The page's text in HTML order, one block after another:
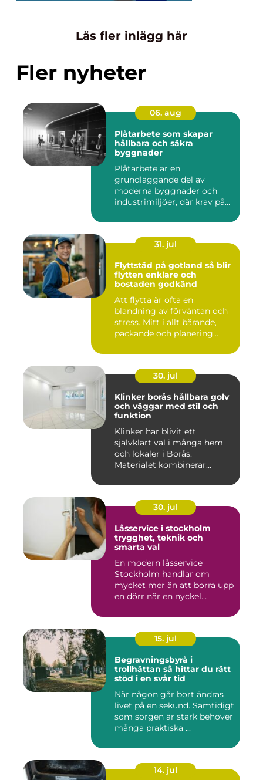
Läs fler inlägg här
Fler nyheter
06. aug
Plåtarbete som skapar
hållbara och säkra
byggnader
Plåtarbete är en
grundläggande del av
moderna byggnader och
industrimiljöer, där krav på
31. jul
Flyttstäd på gotland så blir
flytten enklare och
bostaden godkänd
Att flytta är ofta en
blandning av förväntan och
stress. Mitt i allt bärande,
packande och planering...
30. jul
Klinker borås hållbara golv
och väggar med stil och
funktion
Klinker har blivit ett
självklart val i många hem
och lokaler i Borås.
Materialet kombinerar
30. jul
Låsservice i stockholm
trygghet, teknik och
smarta val
En modern låsservice
Stockholm handlar om
mycket mer än att borra upp
en dörr när en nyckel
15. jul
Begravningsbyrå i
trollhättan så hittar du rätt
stöd i en svår tid
När någon går bort ändras
livet på en sekund. Samtidigt
som sorgen är stark behöver
många praktiska ...
14. jul